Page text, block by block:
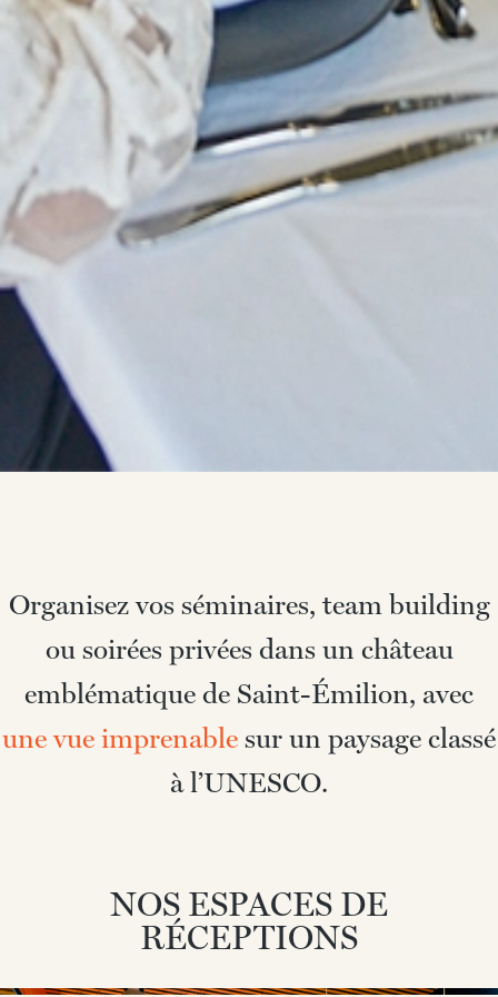
Organisez vos séminaires, team building
ou soirées privées dans un château
emblématique de Saint-Émilion, avec
une vue imprenable sur un paysage classé
à l’UNESCO.
NOS ESPACES DE
RÉCEPTIONS